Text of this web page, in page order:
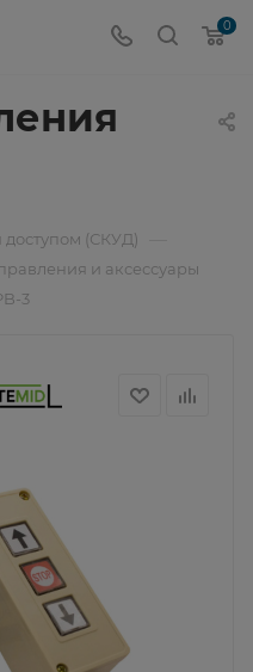
0
доступом (СКУД)
и аксессуары
3